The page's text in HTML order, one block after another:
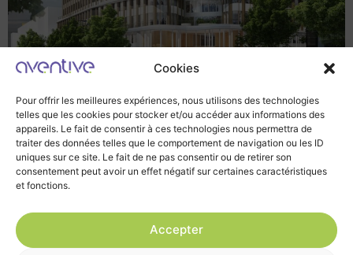
Cookies
Pour offrir les meilleures expériences, nous utilisons des technologies
telles que les cookies pour stocker et/ou accéder aux informations des
appareils. Le fait de consentir à ces technologies nous permettra de
traiter des données telles que le comportement de navigation ou les ID
uniques sur ce site. Le fait de ne pas consentir ou de retirer son
consentement peut avoir un effet négatif sur certaines caractéristiques
et fonctions.
Accepter
Les nouvelles technologies, le développement durable
et les contraintes économiques changent les usages de
l’immobilier tertiaire et donnent naissance à de
nouvelles pratiques comme la mixité des usages, le
développement des services et la volonté de faire vivre
Halte à la @ pollution !